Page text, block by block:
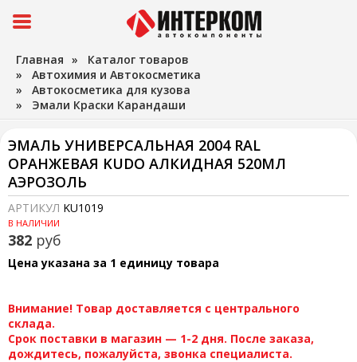
Главная » Каталог товаров
» Автохимия и Автокосметика
» Автокосметика для кузова
» Эмали Краски Карандаши
ЭМАЛЬ УНИВЕРСАЛЬНАЯ 2004 RAL
ОРАНЖЕВАЯ KUDO АЛКИДНАЯ 520МЛ
АЭРОЗОЛЬ
АРТИКУЛ KU1019
В НАЛИЧИИ
382 руб
Цена указана за 1 единицу товара
Внимание! Товар доставляется с центрального
склада.
Срок поставки в магазин — 1-2 дня. После заказа,
дождитесь, пожалуйста, звонка специалиста.